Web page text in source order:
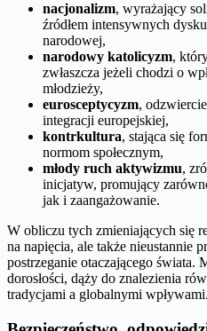
nacjonalizm, wyrażający
źródłem intensywnych
narodowej,
narodowy katolicyzm,
zwłaszcza jeżeli chodzi o
młodzieży,
eurosceptycyzm,
integracji europejskiej,
kontrkultura, stająca się
normom społecznym,
młody ruch aktywizmu,
inicjatyw, promujący
jak i zaangażowanie.
W obliczu tych zmieniających się
na napięcia, ale także nieustannie
postrzeganie otaczającego świata.
dorosłości, dąży do znalezienia
tradycjami a globalnymi wpływami.